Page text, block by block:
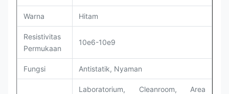
Warna Hitam
Resistivitas
Permukaan
10e6-10e9
Fungsi Antistatik, Nyaman
Laboratorium, Cleanroom, Area